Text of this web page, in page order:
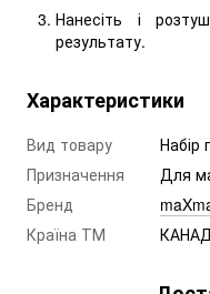
Нанесіть і
результату.
Характеристики
Вид товару
Набір
Призначення
Для
Бренд
Країна ТМ